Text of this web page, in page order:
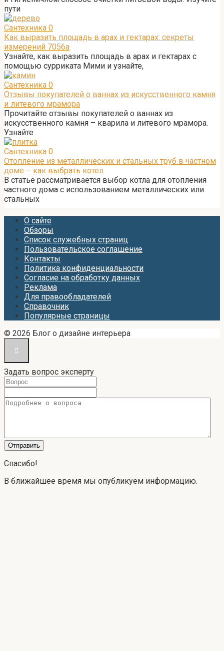
пути
Сантехника 0
Как выразить площадь в арах и гектарах: секреты
измерений 7056а
Узнайте, как выразить площадь в арах и гектарах с
помощью сурриката Мими и узнайте,
Сантехника 0
Отзывы покупателей о ваннах из искусственного камня
и литевого мрамора
Прочитайте отзывы покупателей о ваннах из
искусственного камня – кварила и литевого мрамора.
Узнайте
Сантехника 0
Отопление из металлических и стальных труб в частном
доме – как выбрать котел
В статье рассматривается выбор котла для отопления
частного дома с использованием металлических или
стальных
О сайте
Обзоры
Список служебных страниц
Пользовательское соглашение
Контакты
Политика конфиденциальности
Согласие на обработку данных
Реклама
Для правообладателей
Справочник
Популярные страницы
© 2026 Блог о дизайне интерьера
Задать вопрос эксперту
Спасибо!
В ближайшее время мы опубликуем информацию.